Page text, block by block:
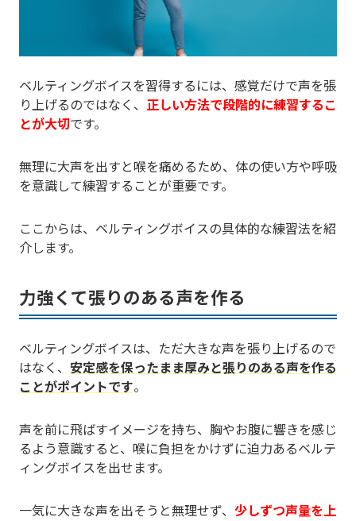
ベルティングボイスを習得するには、感覚だけで声を張
り上げるのではなく、 正しい方法で段階的に練習するこ
とが大切です。
無理に大声を出すと喉を痛めるため、体の使い方や呼吸
を意識して練習することが重要です。
ここからは、ベルティングボイスの具体的な練習法を紹
介します。
力強くて張りのある声を作る
ベルティングボイスは、ただ大きな声を張り上げるので
はなく、 安定感を保ったまま厚みと張りのある声を作る
ことがポイントです。
声を前に飛ばすイメージを持ち、胸やお腹に響きを感じ
るよう意識すると、喉に負担をかけずに迫力あるベルテ
ィングボイスを出せます。
一気に大きな声を出そうと無理せず、 少しずつ声量を上